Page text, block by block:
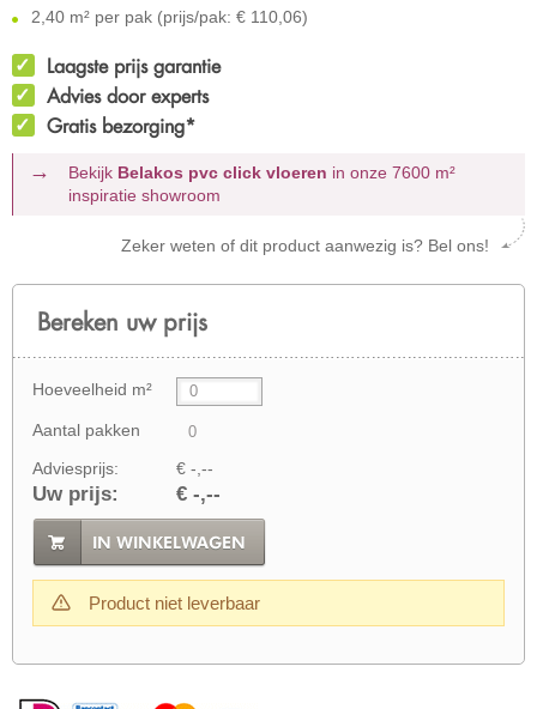
2,40 m² per pak (prijs/pak: € 110,06)
Laagste prijs garantie
Advies door experts
Gratis bezorging*
Bekijk Belakos pvc click vloeren in onze 7600 m²
inspiratie showroom
Zeker weten of dit product aanwezig is? Bel ons!
Bereken uw prijs
Hoeveelheid m²
Aantal pakken
Adviesprijs: € -,--
Uw prijs: € -,--
IN WINKELWAGEN
Product niet leverbaar